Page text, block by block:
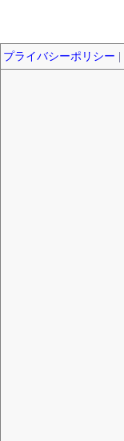
プライバシーポリシー |